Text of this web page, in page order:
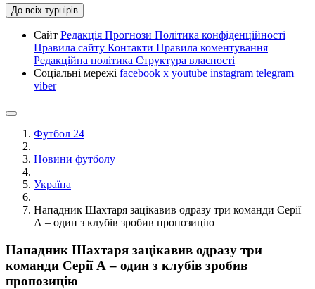
До всіх турнірів
Сайт Редакція Прогнози Політика конфіденційності
Правила сайту Контакти Правила коментування
Редакційна політика Структура власності
Соціальні мережі facebook x youtube instagram telegram
viber
Футбол 24
Новини футболу
Україна
Нападник Шахтаря зацікавив одразу три команди Серії
А – один з клубів зробив пропозицію
Нападник Шахтаря зацікавив одразу три
команди Серії А – один з клубів зробив
пропозицію